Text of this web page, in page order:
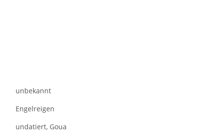
unbekannt
Engelreigen
undatiert, Goua